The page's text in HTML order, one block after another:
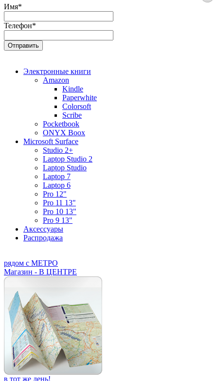
Имя*
Телефон*
Электронные книги
Amazon
Kindle
Paperwhite
Colorsoft
Scribe
Pocketbook
ONYX Boox
Microsoft Surface
Studio 2+
Laptop Studio 2
Laptop Studio
Laptop 7
Laptop 6
Pro 12"
Pro 11 13"
Pro 10 13"
Pro 9 13"
Аксессуары
Распродажа
рядом с МЕТРО
Магазин - В ЦЕНТРЕ
в тот же день!